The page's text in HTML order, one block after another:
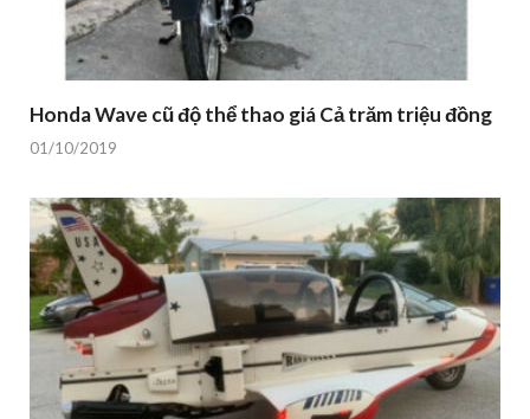
Honda Wave cũ độ thể thao giá Cả trăm triệu đồng
01/10/2019